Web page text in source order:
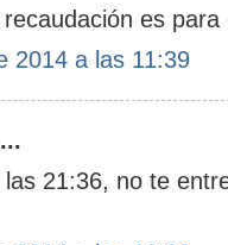
es
2014 a las 11:39
21:36, no te